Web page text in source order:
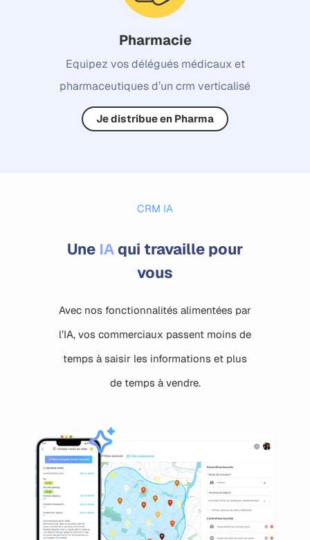
Pharmacie
Equipez vos délégués médicaux et
pharmaceutiques d’un crm verticalisé
Je distribue en Pharma
CRM IA
Une IAqui travaille pour
vous
Avec nos fonctionnalités alimentées par
l’IA, vos commerciaux passent moins de
temps à saisir les informations et plus
de temps à vendre.